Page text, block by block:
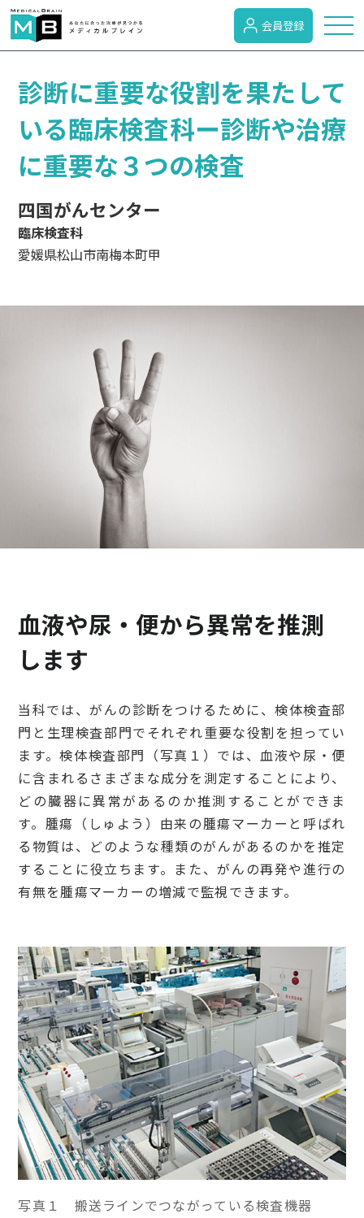
トピックス
症状検索
病名検索
病気のカテゴリー
検診・検査
出産・子ども
病院の機能と役割
会員登録
診断に重要な役割を果たして
いる臨床検査科ー診断や治療
に重要な３つの検査
四国がんセンター
臨床検査科
愛媛県松山市南梅本町甲
血液や尿・便から異常を推測
します
当科では、がんの診断をつけるために、検体検査部
門と生理検査部門でそれぞれ重要な役割を担ってい
ます。検体検査部門（写真１）では、血液や尿・便
に含まれるさまざまな成分を測定することにより、
どの臓器に異常があるのか推測することができま
す。腫瘍（しゅよう）由来の腫瘍マーカーと呼ばれ
る物質は、どのような種類のがんがあるのかを推定
することに役立ちます。また、がんの再発や進行の
有無を腫瘍マーカーの増減で監視できます。
写真１ 搬送ラインでつながっている検査機器